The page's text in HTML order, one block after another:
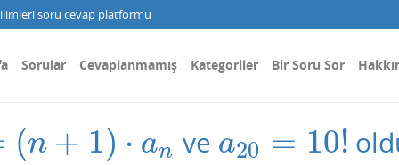
soru cevap platformu
Sorular Cevaplanmamış Kategoriler Bir Soru Sor
(n + 1) ⋅ an
+1)⋅ an ve a20 = 10!
a20 =10!